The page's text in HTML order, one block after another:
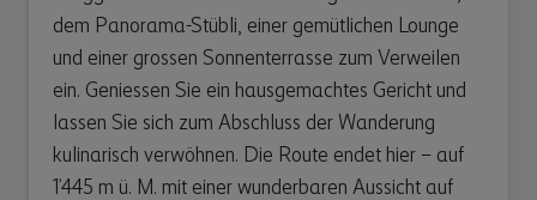
dem Panorama-Stübli, einer gemütlichen Lounge
und einer grossen Sonnenterrasse zum Verweilen
ein. Geniessen Sie ein hausgemachtes Gericht und
lassen Sie sich zum Abschluss der Wanderung
kulinarisch verwöhnen. Die Route endet hier – auf
1’445 m ü. M. mit einer wunderbaren Aussicht auf